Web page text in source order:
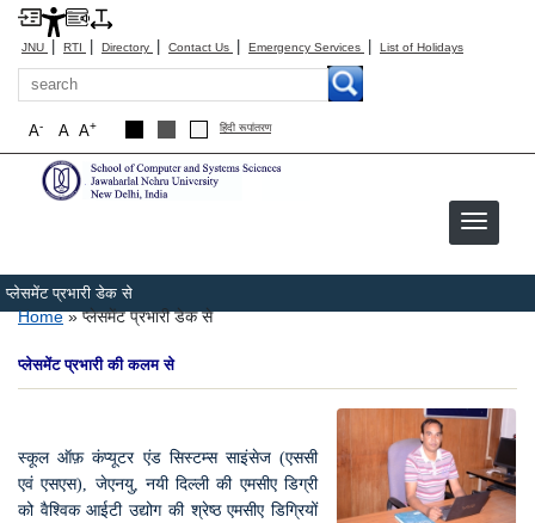
JNU | RTI | Directory | Contact Us | Emergency Services | List of Holidays
Search
A+
A
A- हिंदी रूपांतरण
प्लेसमेंट प्रभारी डेक से
Breadcrumb
Home प्लेसमेंट प्रभारी डेक से
प्लेसमेंट प्रभारी की कलम से
स्कूल ऑफ़ कंप्यूटर एंड सिस्टम्स साइंसेज (एससी
एवं एसएस), जेएनयु, नयी दिल्ली की एमसीए डिग्री
को वैश्विक आईटी उद्योग की श्रेष्ठ एमसीए डिग्रियों